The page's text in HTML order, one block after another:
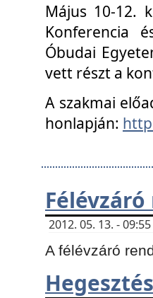
Május 10-12.
Konferencia
Óbudai
vett részt a
A szakmai
honlapján:
2012. 05. 13. -
A félévzáró